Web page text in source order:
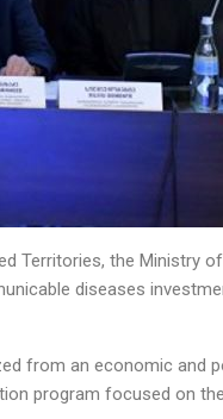
Territories, the Ministry of
diseases
from an economic and
program focused on